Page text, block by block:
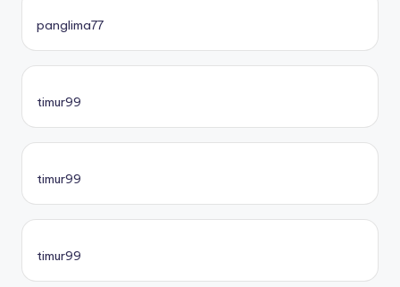
panglima77
timur99
timur99
timur99